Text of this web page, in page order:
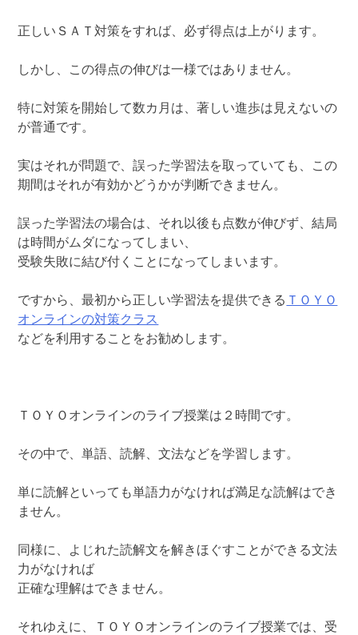
正しいＳＡＴ対策をすれば、必ず得点は上がります。
しかし、この得点の伸びは一様ではありません。
特に対策を開始して数カ月は、著しい進歩は見えないの
が普通です。
実はそれが問題で、誤った学習法を取っていても、この
期間はそれが有効かどうかが判断できません。
誤った学習法の場合は、それ以後も点数が伸びず、結局
は時間がムダになってしまい、
受験失敗に結び付くことになってしまいます。
ですから、最初から正しい学習法を提供できる ＴＯＹＯ
オンラインの対策クラス
などを利用することをお勧めします。
ＴＯＹＯオンラインのライブ授業は２時間です。
その中で、単語、読解、文法などを学習します。
単に読解といっても単語力がなければ満足な読解はでき
ません。
同様に、よじれた読解文を解きほぐすことができる文法
力がなければ
正確な理解はできません。
それゆえに、ＴＯＹＯオンラインのライブ授業では、受